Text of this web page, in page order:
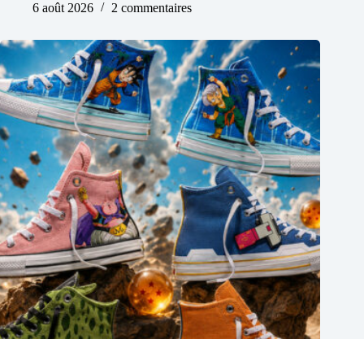
6 août 2026
2 commentaires